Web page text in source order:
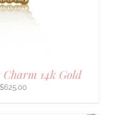
14k Gold
$625.00